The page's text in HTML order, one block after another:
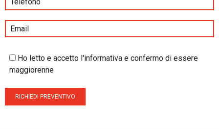
Ho letto e accetto l'informativa e confermo di essere
maggiorenne